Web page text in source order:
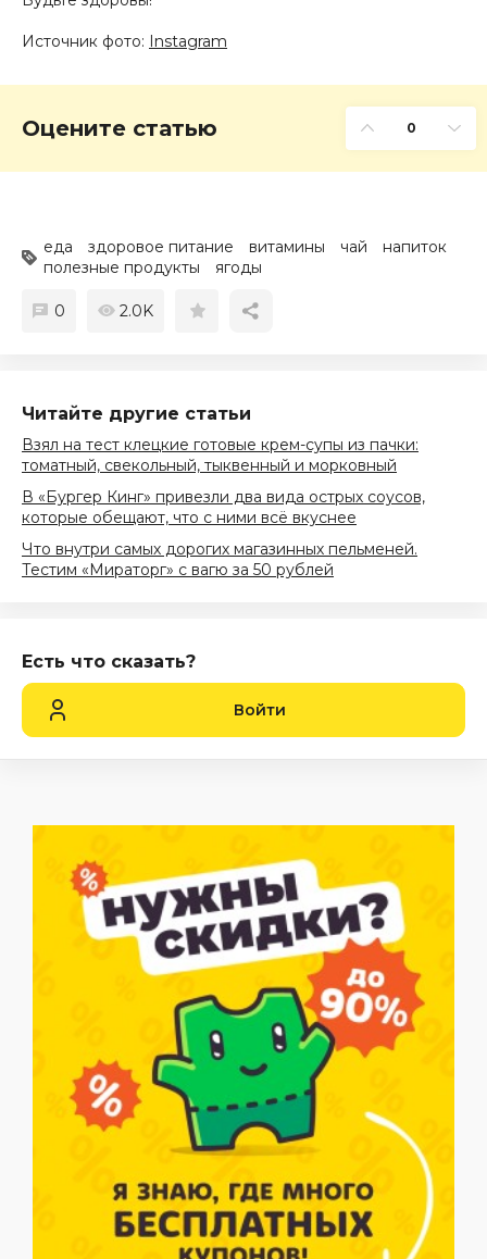
Источник фото: Instagram
Оцените статью 0
еда здоровое питание витамины чай
напиток
полезные продукты
ягоды
0 2.0K
Читайте другие статьи
Взял на тест клецкие готовые крем-супы из пачки:
томатный, свекольный, тыквенный и морковный
В «Бургер Кинг» привезли два вида острых соусов,
которые обещают, что с ними всё вкуснее
Что внутри самых дорогих магазинных пельменей.
Тестим «Мираторг» с вагю за 50 рублей
Есть что сказать?
Войти